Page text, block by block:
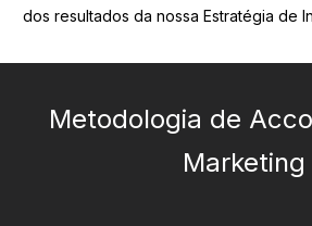
dos resultados da nossa Estratégia de
Metodologia de
Marketing